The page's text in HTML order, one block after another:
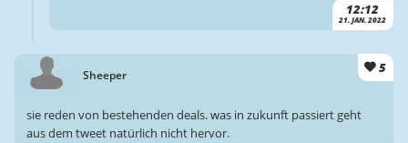
12:12
21. JAN. 2022
Sheeper 5
sie reden von bestehenden deals. was in zukunft passiert geht
aus dem tweet natürlich nicht hervor.